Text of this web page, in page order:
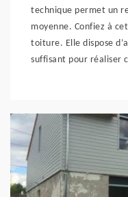
technique permet un
moyenne. Confiez à
toiture. Elle dispose
suffisant pour réaliser